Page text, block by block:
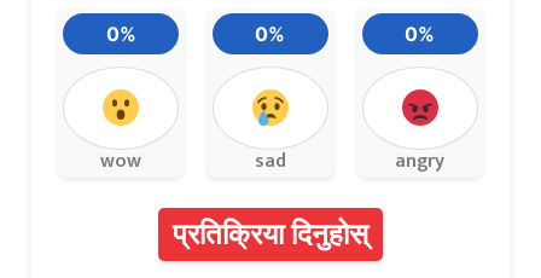
0%
wow
0%
sad
0%
angry
प्रतिक्रिया दिनुहोस्